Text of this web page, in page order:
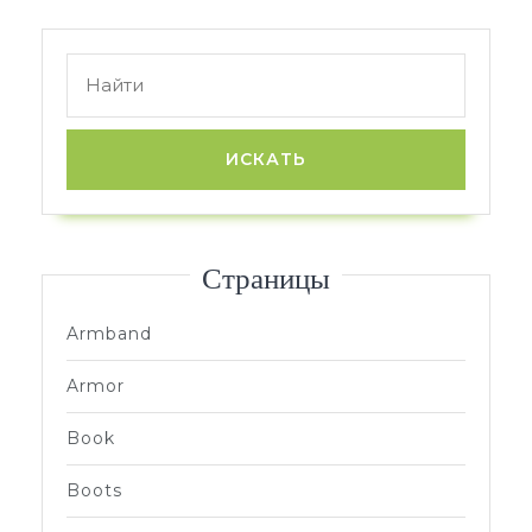
for:
Страницы
Armband
Armor
Book
Boots